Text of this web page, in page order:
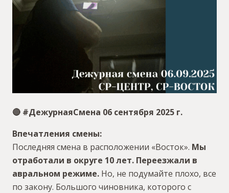
🔴 #ДежурнаяСмена 06 сентября 2025 г.
Впечатления смены:
Последняя смена в расположении «Восток». Мы
отработали в округе 10 лет. Переезжали в
авральном режиме. Но, не подумайте плохо, все
по закону. Большого чиновника, которого с